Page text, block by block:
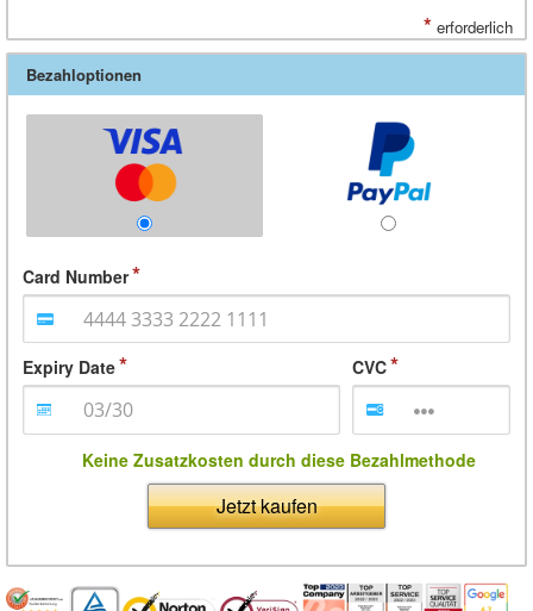
* erforderlich
Bezahloptionen
Card Number
Expiry Date CVC
Keine Zusatzkosten durch diese Bezahlmethode
Jetzt kaufen